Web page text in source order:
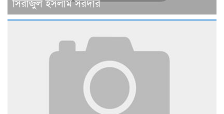
সিরাজুল ইসলাম সরদার